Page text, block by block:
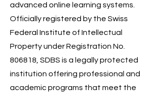
advanced online learning systems.
Officially registered by the Swiss
Federal Institute of Intellectual
Property under Registration No.
806818, SDBS is a legally protected
institution offering professional and
academic programs that meet the